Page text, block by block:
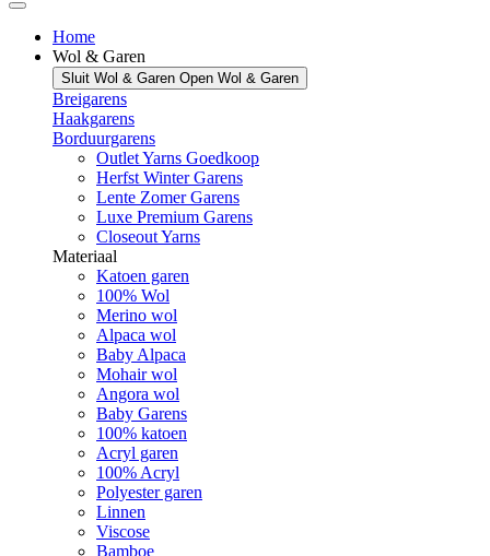
Home
Wol & Garen
Sluit Wol & Garen Open Wol & Garen
Breigarens
Haakgarens
Borduurgarens
Outlet Yarns Goedkoop
Herfst Winter Garens
Lente Zomer Garens
Luxe Premium Garens
Closeout Yarns
Materiaal
Katoen garen
100% Wol
Merino wol
Alpaca wol
Baby Alpaca
Mohair wol
Angora wol
Baby Garens
100% katoen
Acryl garen
100% Acryl
Polyester garen
Linnen
Viscose
Bamboe